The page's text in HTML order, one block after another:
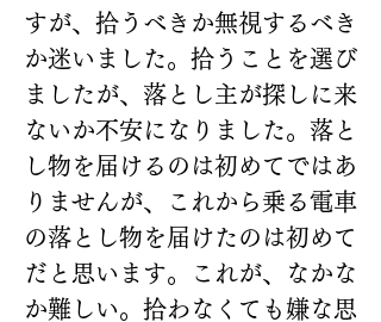
すが、拾うべきか無視するべき
か迷いました。拾うことを選び
ましたが、落とし主が探しに来
ないか不安になりました。落と
し物を届けるのは初めてではあ
りませんが、これから乗る電車
の落とし物を届けたのは初めて
だと思います。これが、なかな
か難しい。拾わなくても嫌な思